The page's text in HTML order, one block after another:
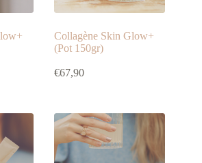
Collagène Skin Glow+
(Pot 150gr)
€67,90